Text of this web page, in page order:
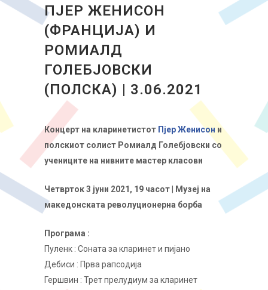
ПЈЕР ЖЕНИСОН
(ФРАНЦИЈА) И
РОМИАЛД
ГОЛЕБЈОВСКИ
(ПОЛСКА) | 3.06.2021
Концерт на кларинетистот Пјер Женисон и
полскиот солист Ромиалд Голебјовски со
учениците на нивните мастер класови
Четврток 3 јуни 2021, 19 часот
Музеј на
македонската револуционерна борба
Програма :
Пуленк : Соната за кларинет и пијано
Дебиси : Прва рапсодија
Гершвин : Трет прелудиум за кларинет